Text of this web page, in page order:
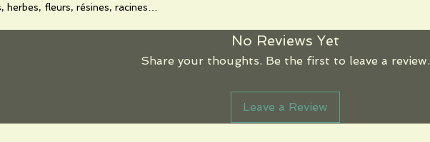
herbes, fleurs, résines, racines…
No Reviews Yet
Share your thoughts. Be the first to leave a review.
Leave a Review